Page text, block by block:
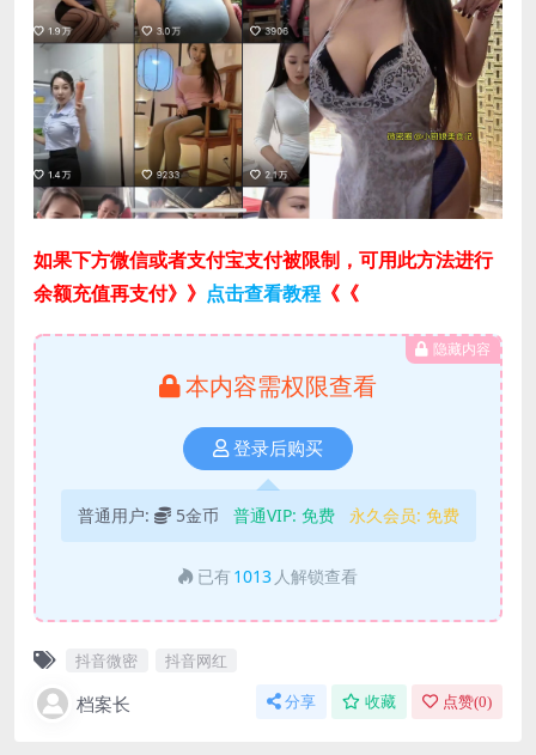
如果下方微信或者支付宝支付被限制，可用此方法进行
余额充值再支付》》 点击查看教程 《《
隐藏内容
本内容需权限查看
登录后购买
普通用户: 5金币 普通VIP: 免费 永久会员: 免费
已有 1013 人解锁查看
抖音微密 抖音网红
档案长 分享 收藏 点赞(0)